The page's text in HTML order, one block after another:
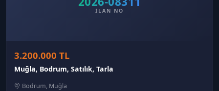
İLAN NO
3.200.000 TL
Muğla, Bodrum, Satılık, Tarla
Bodrum, Muğla